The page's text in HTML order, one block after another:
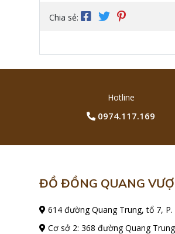
Chia sẻ:
Hotline
0974.117.169
ĐỒ ĐỒNG QUANG
614 đường Quang Trung, tổ 7,
Cơ sở 2: 368 đường Quang